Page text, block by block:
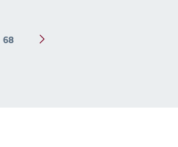
68
Pagina successiva